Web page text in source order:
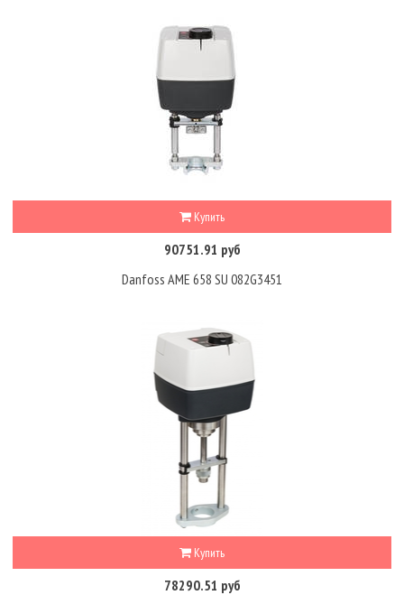
Купить
90751.91 руб
Danfoss AME 658 SU 082G3451
Купить
78290.51 руб